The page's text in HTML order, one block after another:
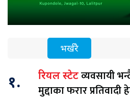
भर्खरै
१. रियल स्टेटव्यवसायी
मुद्दाका फरार